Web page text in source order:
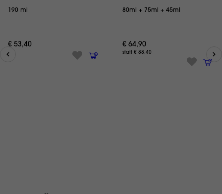
190 ml
€ 53,40
80ml + 75ml + 45ml
€ 64,90
statt € 88,40